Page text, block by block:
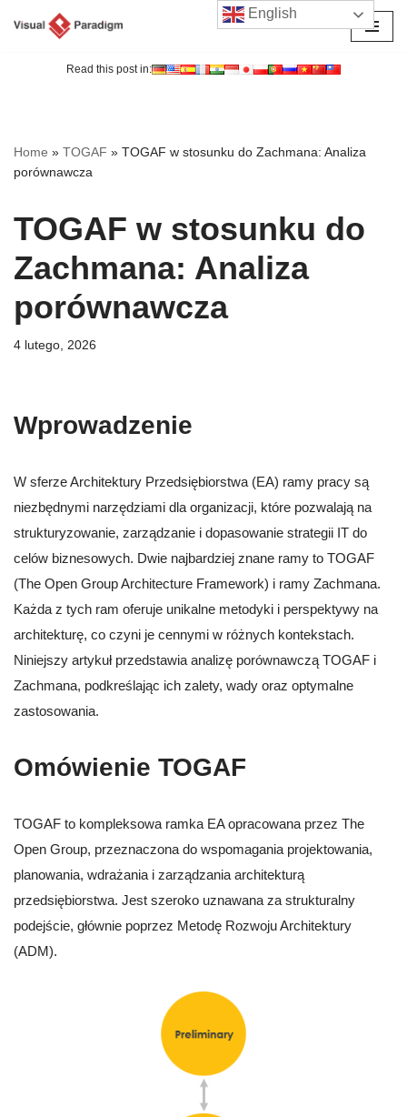
Read this post in:
Home » TOGAF » TOGAF w stosunku do Zachmana: Analiza
porównawcza
TOGAF w stosunku do
Zachmana: Analiza
porównawcza
4 lutego, 2026
Wprowadzenie
W sferze Architektury Przedsiębiorstwa (EA) ramy pracy są
niezbędnymi narzędziami dla organizacji, które pozwalają na
strukturyzowanie, zarządzanie i dopasowanie strategii IT do
celów biznesowych. Dwie najbardziej znane ramy to TOGAF
(The Open Group Architecture Framework) i ramy Zachmana.
Każda z tych ram oferuje unikalne metodyki i perspektywy na
architekturę, co czyni je cennymi w różnych kontekstach.
Niniejszy artykuł przedstawia analizę porównawczą TOGAF i
Zachmana, podkreślając ich zalety, wady oraz optymalne
zastosowania.
Omówienie TOGAF
TOGAF to kompleksowa ramka EA opracowana przez The
Open Group, przeznaczona do wspomagania projektowania,
planowania, wdrażania i zarządzania architekturą
przedsiębiorstwa. Jest szeroko uznawana za strukturalny
podejście, głównie poprzez Metodę Rozwoju Architektury
(ADM).
English